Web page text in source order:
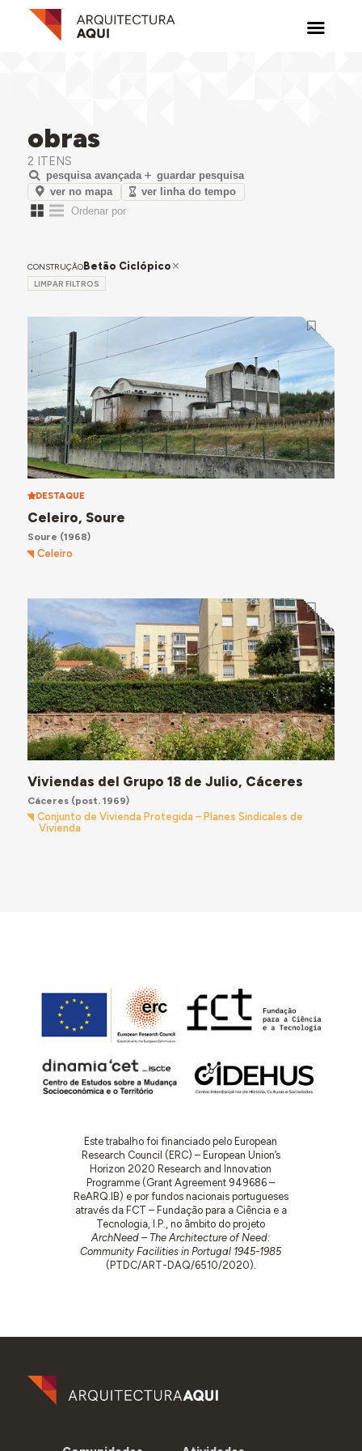
obras
2 ITENS
pesquisa avançada
guardar pesquisa
ver no mapa
ver linha do tempo
CONSTRUÇÃOBetão Ciclópico
LIMPAR FILTROS
DESTAQUE
Celeiro, Soure
Soure (1968)
Celeiro
Viviendas del Grupo 18 de Julio, Cáceres
Cáceres(post. 1969)
Conjunto de Vivienda Protegida – Planes Sindicales de
Vivienda
Este trabalho foi financiado pelo European
Research Council (ERC) – European Union’s
Horizon 2020 Research and Innovation
Programme (Grant Agreement 949686 –
ReARQ.IB) e por fundos nacionais portugueses
através da FCT – Fundação para a Ciência e a
Tecnologia, I.P., no âmbito do projeto
ArchNeed – The Architecture of Need:
Community Facilities in Portugal 1945-1985
(PTDC/ART-DAQ/6510/2020).